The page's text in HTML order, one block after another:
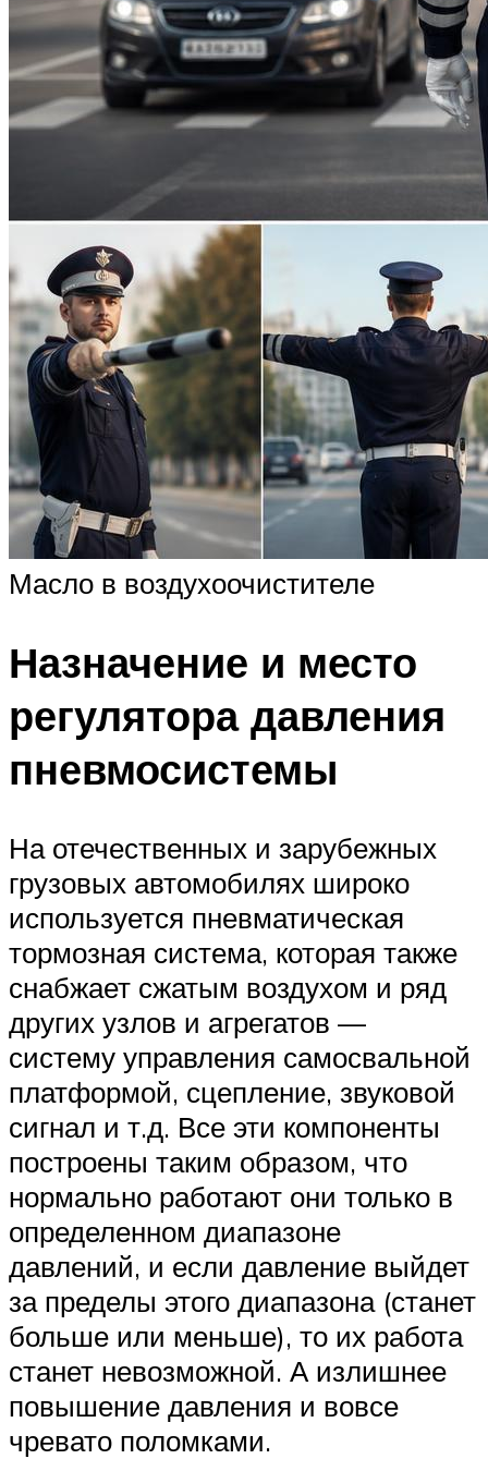
Масло в воздухоочистителе
Назначение и место
регулятора давления
пневмосистемы
На отечественных и зарубежных
грузовых автомобилях широко
используется пневматическая
тормозная система, которая также
снабжает сжатым воздухом и ряд
других узлов и агрегатов —
систему управления самосвальной
платформой, сцепление, звуковой
сигнал и т.д. Все эти компоненты
построены таким образом, что
нормально работают они только в
определенном диапазоне
давлений, и если давление выйдет
за пределы этого диапазона (станет
больше или меньше), то их работа
станет невозможной. А излишнее
повышение давления и вовсе
чревато поломками.